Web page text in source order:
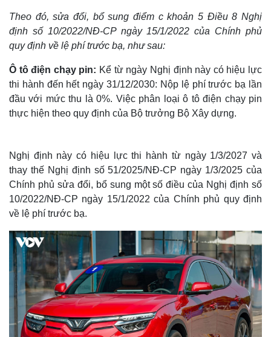
Theo đó, sửa đổi, bổ sung điểm c khoản 5 Điều 8 Nghị
định số 10/2022/NĐ-CP ngày 15/1/2022 của Chính phủ
quy định về lệ phí trước bạ, như sau:
Ô tô điện chạy pin: Kể từ ngày Nghị định này có hiệu lực
thi hành đến hết ngày 31/12/2030: Nộp lệ phí trước bạ lần
đầu với mức thu là 0%. Việc phân loại ô tô điện chạy pin
thực hiện theo quy định của Bộ trưởng Bộ Xây dựng.
Nghị định này có hiệu lực thi hành từ ngày 1/3/2027 và
thay thế Nghị định số 51/2025/NĐ-CP ngày 1/3/2025 của
Chính phủ sửa đổi, bổ sung một số điều của Nghị định số
10/2022/NĐ-CP ngày 15/1/2022 của Chính phủ quy định
về lệ phí trước bạ.